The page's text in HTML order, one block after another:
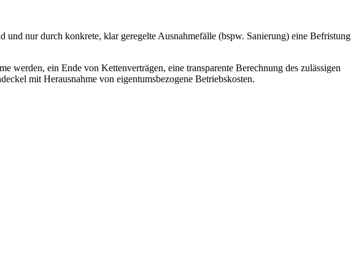
nur durch konkrete, klar geregelte Ausnahmefälle (bspw. Sanierung) eine Befristung
werden, ein Ende von Kettenverträgen, eine transparente Berechnung des zulässigen
mit Herausnahme von eigentumsbezogene Betriebskosten.